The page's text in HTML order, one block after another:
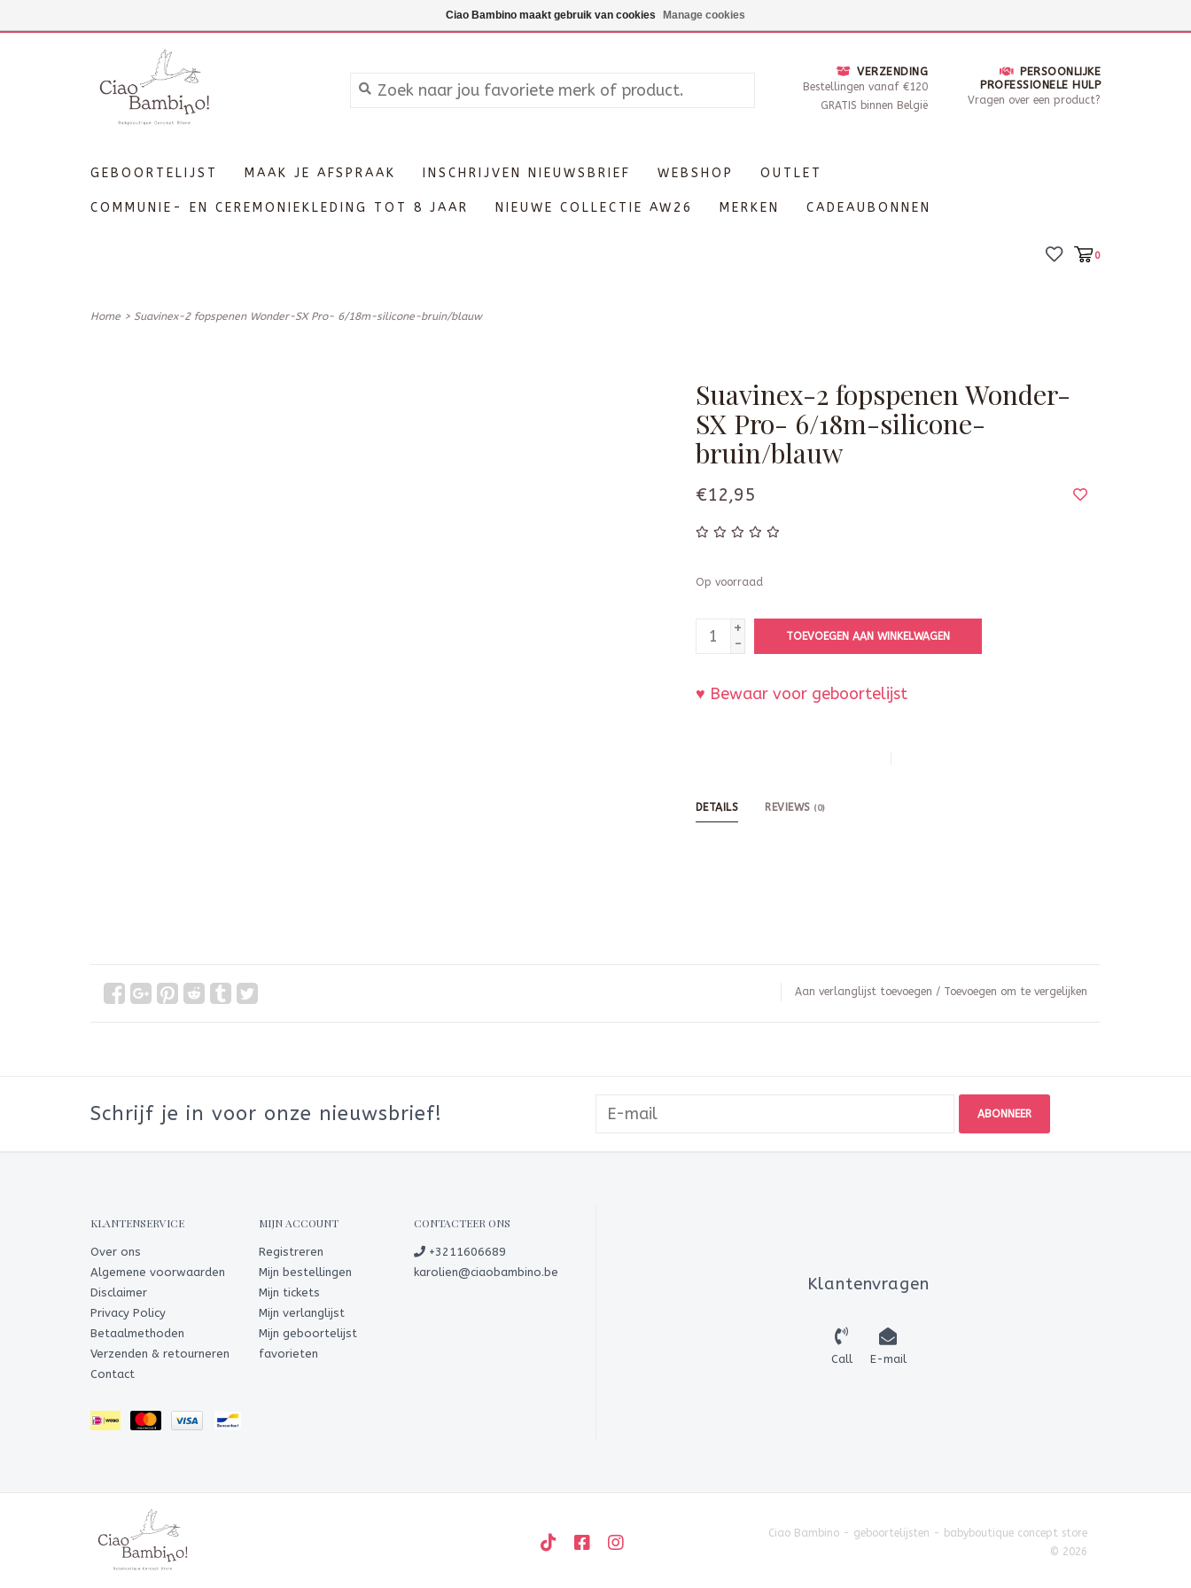
Maandag enkel op afspraak, Dinsdag - Zaterdag open van 10 - 17u30
VERZENDING
Bestellingen vanaf €120
GRATIS binnen België
PERSOONLIJKE
PROFESSIONELE HULP
Vragen over een product?
GEBOORTELIJST MAAK JE AFSPRAAK INSCHRIJVEN NIEUWSBRIEF WEBSHOP OUTLET
COMMUNIE- EN CEREMONIEKLEDING TOT 8 JAAR NIEUWE COLLECTIE AW26 MERKEN CADEAUBONNEN
0
Home > Suavinex-2 fopspenen Wonder-SX Pro- 6/18m-silicone-bruin/blauw
Suavinex-2 fopspenen Wonder-
SX Pro- 6/18m-silicone-
bruin/blauw
€12,95
Op voorraad
+
-
TOEVOEGEN AAN WINKELWAGEN
♥ Bewaar voor geboortelijst
DETAILS REVIEWS (0)
Aan verlanglijst toevoegen / Toevoegen om te vergelijken
Schrijf je in voor onze nieuwsbrief! ABONNEER
KLANTENSERVICE
Over ons
Algemene voorwaarden
Disclaimer
Privacy Policy
Betaalmethoden
Verzenden & retourneren
Contact
MIJN ACCOUNT
Registreren
Mijn bestellingen
Mijn tickets
Mijn verlanglijst
Mijn geboortelijst
favorieten
CONTACTEER ONS
+3211606689
karolien@ciaobambino.be
Klantenvragen
Call E-mail
Ciao Bambino - geboortelijsten - babyboutique concept store
© 2026
Ciao Bambino maakt gebruik van cookies Manage cookies